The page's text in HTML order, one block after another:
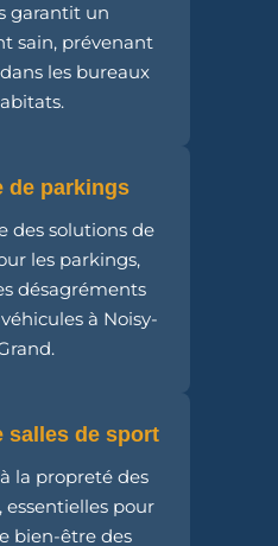
garantit un
sain, prévenant
les bureaux
de parkings
des solutions de
les parkings,
désagréments
à Noisy-
salles de sport
la propreté des
essentielles pour
bien-être des